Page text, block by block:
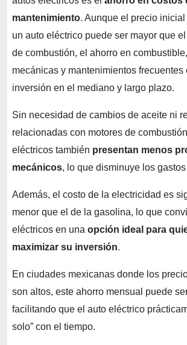
mantenimiento. Aunque el precio
un auto eléctrico puede ser mayor que
de combustión, el ahorro en
mecánicas y mantenimientos frecuentes
inversión en el mediano y largo plazo.
Sin necesidad de cambios de aceite ni
relacionadas con motores de
eléctricos también presentan menos
mecánicos, lo que disminuye los
Además, el costo de la electricidad es
menor que el de la gasolina, lo que
eléctricos en una opción ideal para
maximizar su inversión.
En ciudades mexicanas donde los
son altos, este ahorro mensual puede
facilitando que el auto eléctrico
solo” con el tiempo.